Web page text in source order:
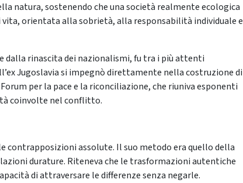
natura, sostenendo che una società realmente ecologica
orientata alla sobrietà, alla responsabilità individuale e
dalla rinascita dei nazionalismi, fu tra i più attenti
Jugoslavia si impegnò direttamente nella costruzione di
per la pace e la riconciliazione, che riuniva esponenti
coinvolte nel conflitto.
contrapposizioni assolute. Il suo metodo era quello della
durature. Riteneva che le trasformazioni autentiche
di attraversare le differenze senza negarle.